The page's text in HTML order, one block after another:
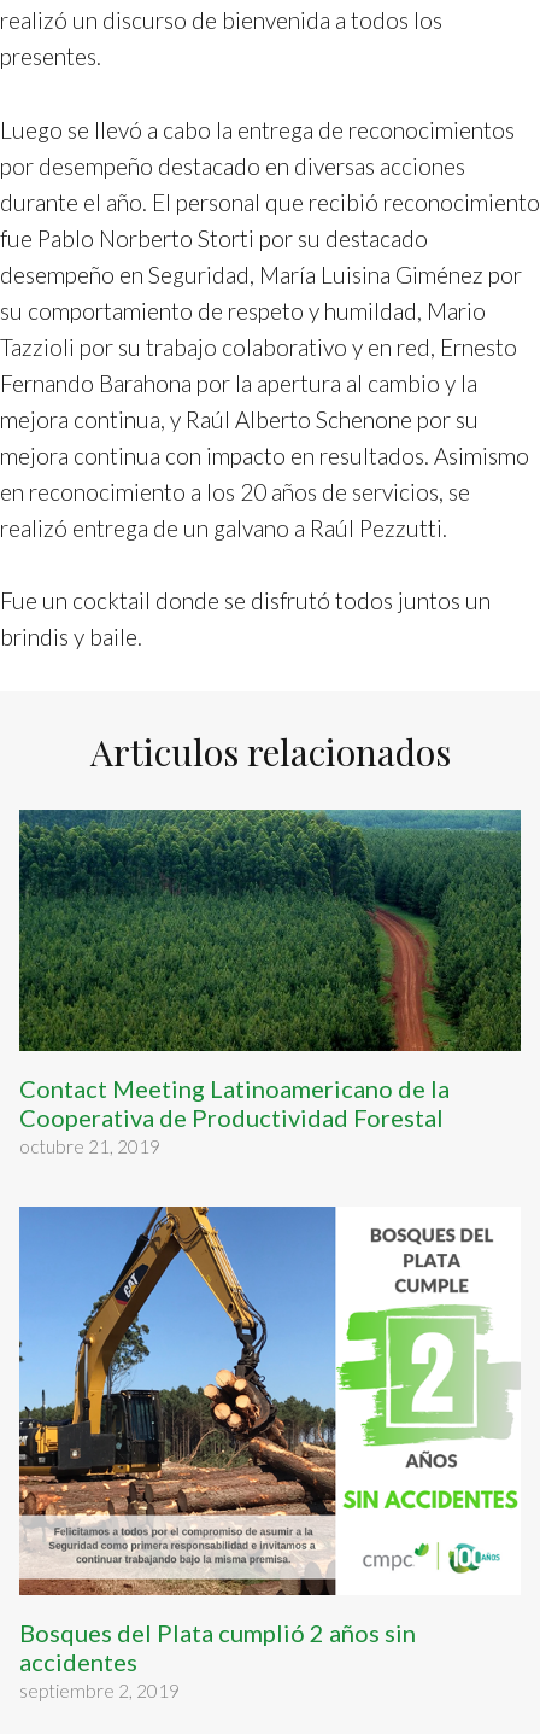
realizó un discurso de bienvenida a todos los
presentes.
Luego se llevó a cabo la entrega de reconocimientos
por desempeño destacado en diversas acciones
durante el año. El personal que recibió reconocimiento
fue Pablo Norberto Storti por su destacado
desempeño en Seguridad, María Luisina Giménez por
su comportamiento de respeto y humildad, Mario
Tazzioli por su trabajo colaborativo y en red, Ernesto
Fernando Barahona por la apertura al cambio y la
mejora continua, y Raúl Alberto Schenone por su
mejora continua con impacto en resultados. Asimismo
en reconocimiento a los 20 años de servicios, se
realizó entrega de un galvano a Raúl Pezzutti.
Fue un cocktail donde se disfrutó todos juntos un
brindis y baile.
Articulos relacionados
Contact Meeting Latinoamericano de la
Cooperativa de Productividad Forestal
octubre 21, 2019
Bosques del Plata cumplió 2 años sin
accidentes
septiembre 2, 2019